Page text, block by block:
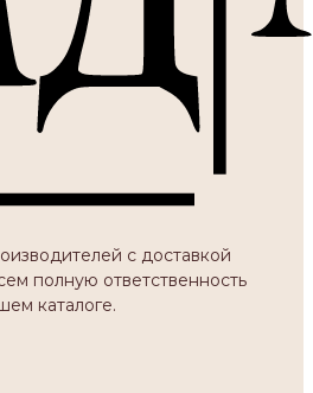
с доставкой
полную ответственность
каталоге.